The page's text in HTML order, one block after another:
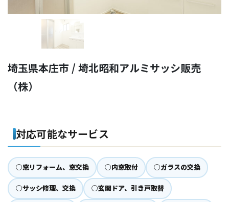
埼玉県本庄市 / 埼北昭和アルミサッシ販売
（株）
対応可能なサービス
○窓リフォーム、窓交換 ○内窓取付 ○ガラスの交換
○サッシ修理、交換 ○玄関ドア、引き戸取替